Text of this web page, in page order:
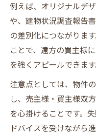
売却方法別の
プレミアム
田島エリアで
売却前に知っ
だんらん住
買主も納得する
を解説
買主目線を意
例えば、オリジナルデ
や、建物状況調査報告
の差別化につながりま
ことで、遠方の買主様
を強くアピールできます
注意点としては、物件
し、売主様・買主様双
を心掛けることです。
ドバイスを受けながら